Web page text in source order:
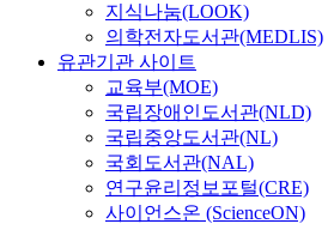
지식나눔(LOOK)
의학전자도서관(MEDLIS)
유관기관 사이트
교육부(MOE)
국립장애인도서관(NLD)
국립중앙도서관(NL)
국회도서관(NAL)
연구윤리정보포털(CRE)
사이언스온 (ScienceON)